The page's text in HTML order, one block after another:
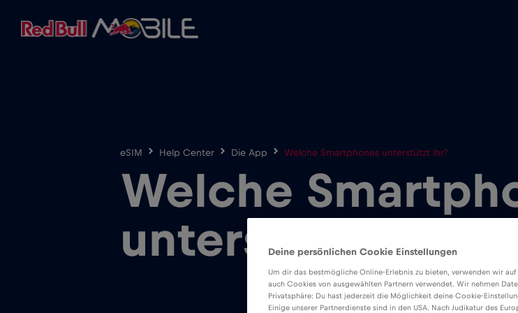
eSIM Help Center Die App Welche Smartphones unterstützt ihr?
Welche
unterstützt ihr?
Deine persönlichen Cookie Einstellungen
Um dir das bestmögliche Online-Erlebnis zu bieten, verwenden wir
auch Cookies von ausgewählten Partnern verwendet. Wir nehmen
Privatsphäre: Du hast jederzeit die Möglichkeit deine Cookie-
Einige unserer Partnerdienste sind in den USA. Nach Judikatur des